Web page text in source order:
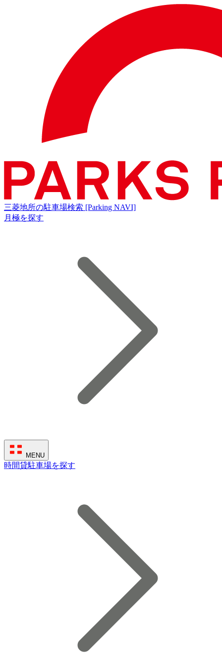
三菱地所の駐車場検索 [Parking NAVI]
月極を探す
MENU
時間貸駐車場を探す